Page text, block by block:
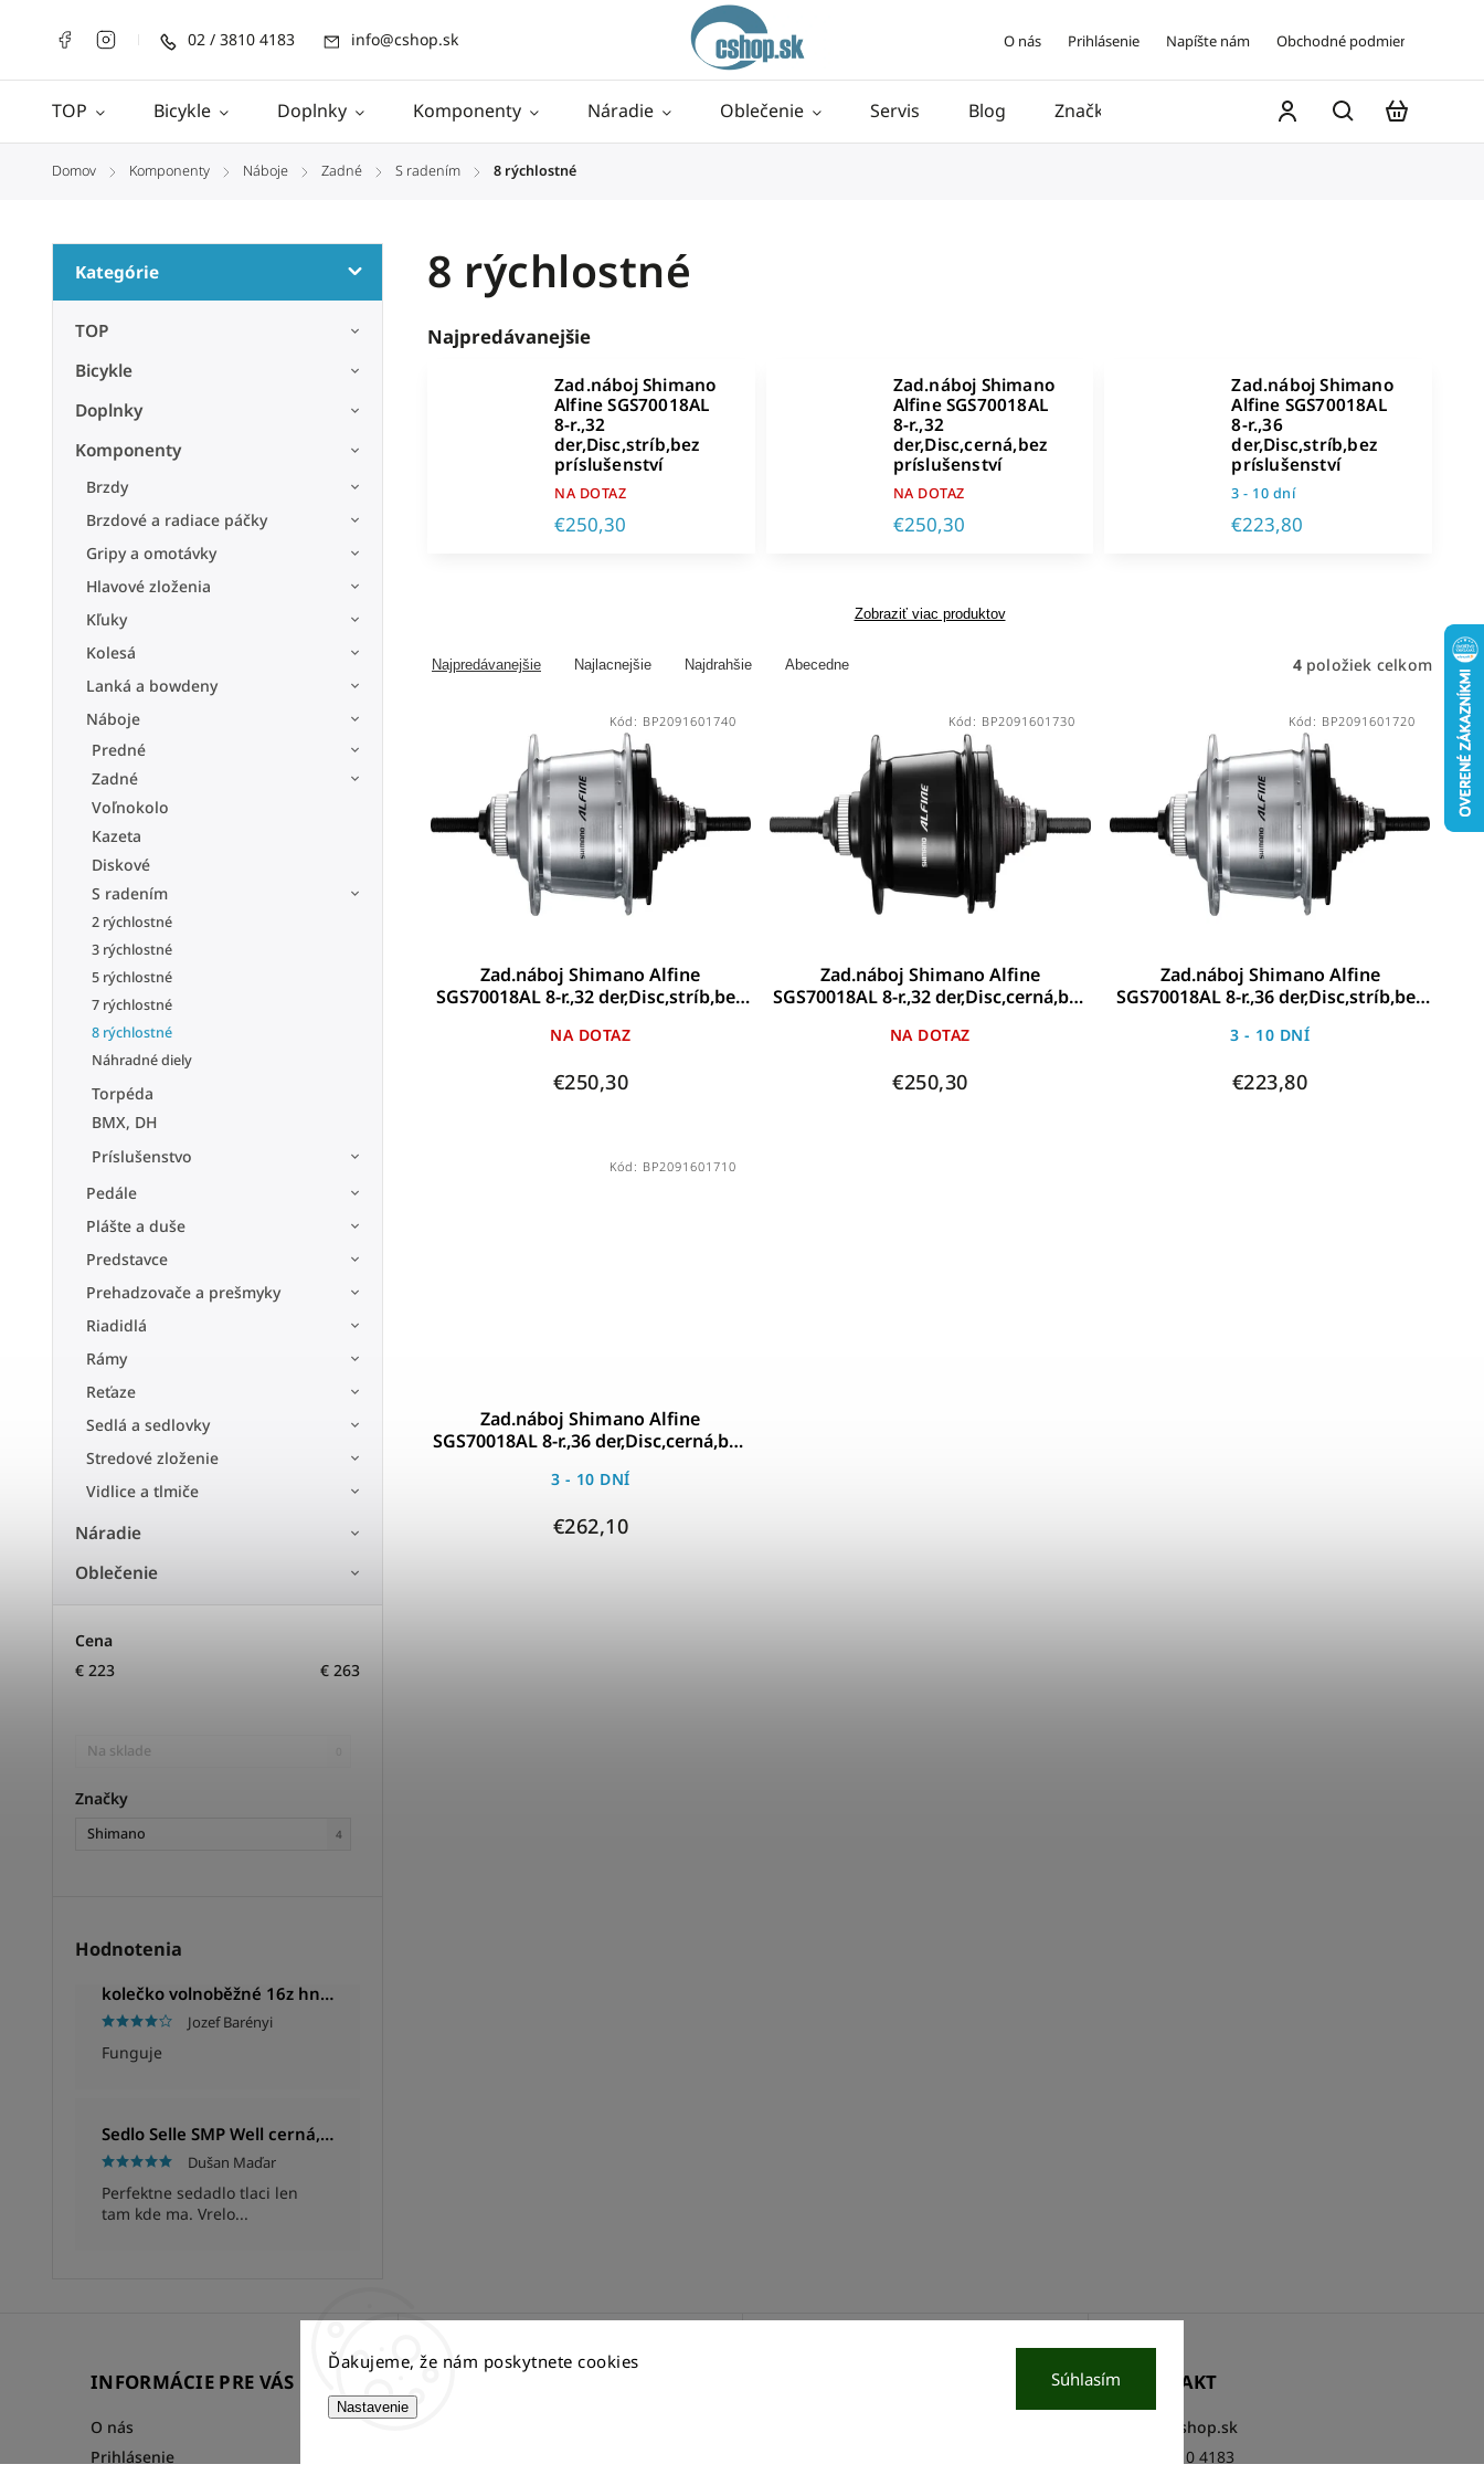
Ďakujeme, že nám poskytnete cookies
Nastavenie
Súhlasím
02 / 3810 4183 info@cshop.sk O nás Prihlásenie Napíšte nám Obchodné podmienky
TOP Bicykle Doplnky Komponenty Náradie Oblečenie Servis Blog Značky
Domov / Komponenty / Náboje / Zadné / S radením / 8 rýchlostné
Kategórie
TOP
Bicykle
Doplnky
Komponenty
Brzdy
Brzdové a radiace páčky
Gripy a omotávky
Hlavové zloženia
Kľuky
Kolesá
Lanká a bowdeny
Náboje
Predné
Zadné
Voľnokolo
Kazeta
Diskové
S radením
2 rýchlostné
3 rýchlostné
5 rýchlostné
7 rýchlostné
8 rýchlostné
Náhradné diely
Torpéda
BMX, DH
Príslušenstvo
Pedále
Plášte a duše
Predstavce
Prehadzovače a prešmyky
Riadidlá
Rámy
Reťaze
Sedlá a sedlovky
Stredové zloženie
Vidlice a tlmiče
Náradie
Oblečenie
Cena
€ 223 € 263
Na sklade
Značky
Shimano 4
Hodnotenia
kolečko volnoběžné 16z hnědé
Jozef Barényi
Funguje
Sedlo Selle SMP Well cerná, Unisex, 280x144mm, 280g
Dušan Maďar
Perfektne sedadlo tlaci len
tam kde ma. Vrelo...
8 rýchlostné
Najpredávanejšie
Zad.náboj Shimano
Alfine SGS70018AL
8-r.,32
der,Disc,stríb,bez
príslušenství
NA DOTAZ
€250,30
Zad.náboj Shimano
Alfine SGS70018AL
8-r.,32
der,Disc,cerná,bez
príslušenství
NA DOTAZ
€250,30
Zad.náboj Shimano
Alfine SGS70018AL
8-r.,36
der,Disc,stríb,bez
príslušenství
3 - 10 dní
€223,80
Zobraziť viac produktov
Najpredávanejšie Najlacnejšie Najdrahšie Abecedne 4položiek celkom
Zad.náboj Shimano Alfine
SGS70018AL 8-r.,32 der,Disc,stríb,bez
NA DOTAZ
€250,30
Kód: BP2091601740
Zad.náboj Shimano Alfine
SGS70018AL 8-r.,32 der,Disc,cerná,bez
NA DOTAZ
€250,30
Kód: BP2091601730
Zad.náboj Shimano Alfine
SGS70018AL 8-r.,36 der,Disc,stríb,bez
3 - 10 DNÍ
€223,80
Kód: BP2091601720
Zad.náboj Shimano Alfine
SGS70018AL 8-r.,36 der,Disc,cerná,bez
3 - 10 DNÍ
€262,10
Kód: BP2091601710
INFORMÁCIE PRE VÁS
O nás
Prihlásenie
KONTAKT
cshop.sk
02 / 3810 4183